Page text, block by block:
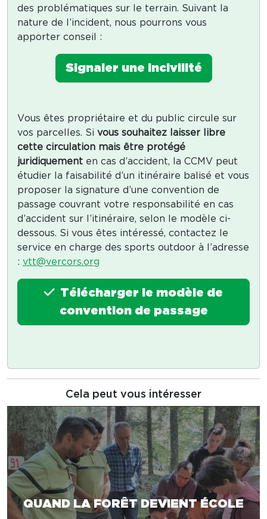
des problématiques sur le terrain. Suivant la
nature de l’incident, nous pourrons vous
apporter conseil :
Signaler une incivilité
Vous êtes propriétaire et du public circule sur
vos parcelles. Si vous souhaitez laisser libre
cette circulation mais être protégé
juridiquement en cas d’accident, la CCMV peut
étudier la faisabilité d’un itinéraire balisé et vous
proposer la signature d’une convention de
passage couvrant votre responsabilité en cas
d’accident sur l’itinéraire, selon le modèle ci-
dessous. Si vous êtes intéressé, contactez le
service en charge des sports outdoor à l’adresse
: vtt@vercors.org
Télécharger le modèle de
convention de passage
Cela peut vous intéresser
QUAND LA FORÊT DEVIENT ÉCOLE